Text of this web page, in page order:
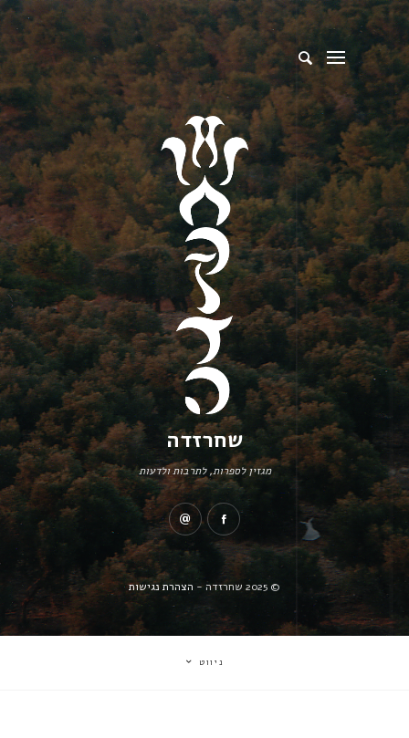
שחרזדה
מגזין לספרות, לתרבות ולדעות
© 2025 שחרזדה - הצהרת נגישות
ניווט